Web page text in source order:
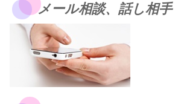
メール相談、話し相手